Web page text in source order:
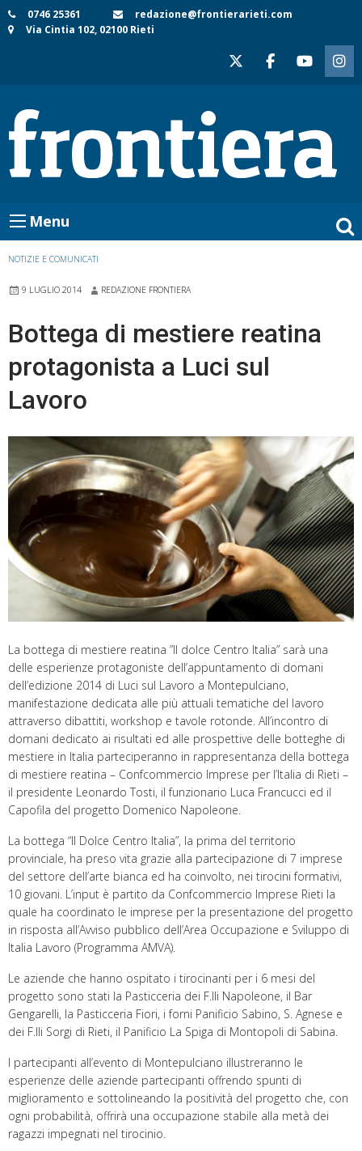
Skip
to
0746 25361
redazione@frontierarieti.com
Via Cintia 102, 02100 Rieti
Menu
NOTIZIE E COMUNICATI
9 LUGLIO 2014 REDAZIONE FRONTIERA
Bottega di mestiere reatina
protagonista a Luci sul
Lavoro
La bottega di mestiere reatina ”Il dolce Centro Italia” sarà una
delle esperienze protagoniste dell’appuntamento di domani
dell’edizione 2014 di Luci sul Lavoro a Montepulciano,
manifestazione dedicata alle più attuali tematiche del lavoro
attraverso dibattiti, workshop e tavole rotonde. All’incontro di
domani dedicato ai risultati ed alle prospettive delle botteghe di
mestiere in Italia parteciperanno in rappresentanza della bottega
di mestiere reatina – Confcommercio Imprese per l’Italia di Rieti –
il presidente Leonardo Tosti, il funzionario Luca Francucci ed il
Capofila del progetto Domenico Napoleone.
La bottega “Il Dolce Centro Italia”, la prima del territorio
provinciale, ha preso vita grazie alla partecipazione di 7 imprese
del settore dell’arte bianca ed ha coinvolto, nei tirocini formativi,
10 giovani. L’input è partito da Confcommercio Imprese Rieti la
quale ha coordinato le imprese per la presentazione del progetto
in risposta all’Avviso pubblico dell’Area Occupazione e Sviluppo di
Italia Lavoro (Programma AMVA).
Le aziende che hanno ospitato i tirocinanti per i 6 mesi del
progetto sono stati la Pasticceria dei F.lli Napoleone, il Bar
Gengarelli, la Pasticceria Fiori, i forni Panificio Sabino, S. Agnese e
dei F.lli Sorgi di Rieti, il Panificio La Spiga di Montopoli di Sabina.
I partecipanti all’evento di Montepulciano illustreranno le
esperienze delle aziende partecipanti offrendo spunti di
miglioramento e sottolineando la positività del progetto che, con
ogni probabilità, offrirà una occupazione stabile alla metà dei
ragazzi impegnati nel tirocinio.